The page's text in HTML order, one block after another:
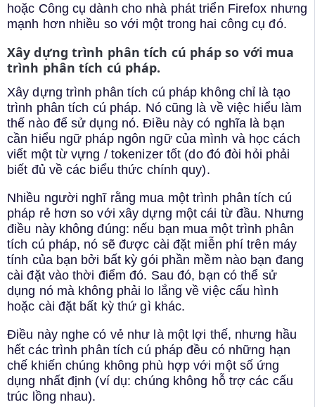
hoặc Công cụ dành cho nhà phát triển Firefox nhưng
mạnh hơn nhiều so với một trong hai công cụ đó.
Xây dựng trình phân tích cú pháp so với mua
trình phân tích cú pháp.
Xây dựng trình phân tích cú pháp không chỉ là tạo
trình phân tích cú pháp. Nó cũng là về việc hiểu làm
thế nào để sử dụng nó. Điều này có nghĩa là bạn
cần hiểu ngữ pháp ngôn ngữ của mình và học cách
viết một từ vựng / tokenizer tốt (do đó đòi hỏi phải
biết đủ về các biểu thức chính quy).
Nhiều người nghĩ rằng mua một trình phân tích cú
pháp rẻ hơn so với xây dựng một cái từ đầu. Nhưng
điều này không đúng: nếu bạn mua một trình phân
tích cú pháp, nó sẽ được cài đặt miễn phí trên máy
tính của bạn bởi bất kỳ gói phần mềm nào bạn đang
cài đặt vào thời điểm đó. Sau đó, bạn có thể sử
dụng nó mà không phải lo lắng về việc cấu hình
hoặc cài đặt bất kỳ thứ gì khác.
Điều này nghe có vẻ như là một lợi thế, nhưng hầu
hết các trình phân tích cú pháp đều có những hạn
chế khiến chúng không phù hợp với một số ứng
dụng nhất định (ví dụ: chúng không hỗ trợ các cấu
trúc lồng nhau).